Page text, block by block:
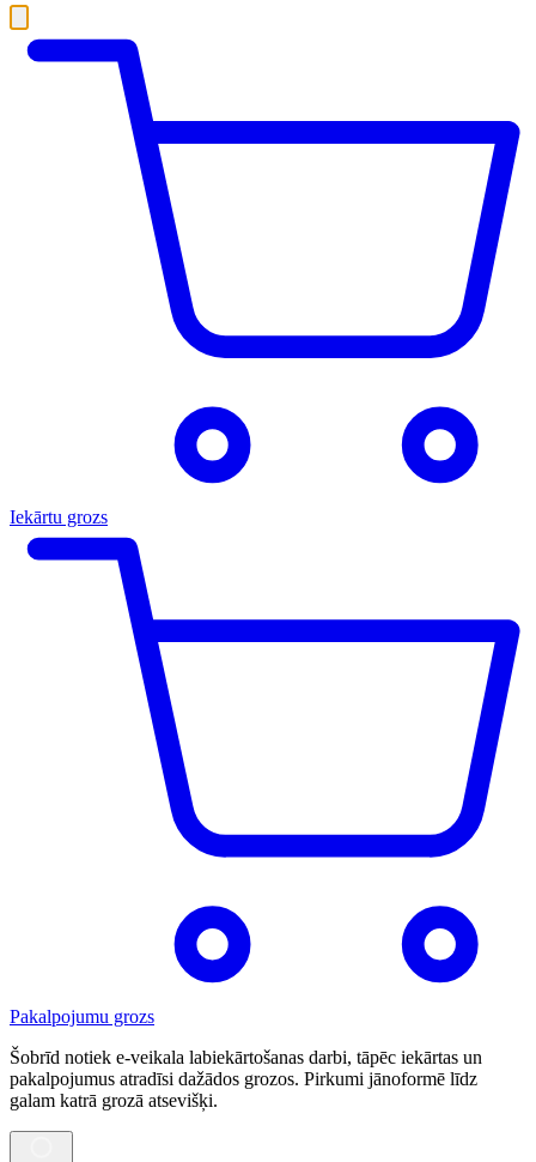
Iekārtu grozs
Pakalpojumu grozs
Šobrīd notiek e-veikala labiekārtošanas darbi, tāpēc iekārtas un
pakalpojumus atradīsi dažādos grozos. Pirkumi jānoformē līdz
galam katrā grozā atsevišķi.